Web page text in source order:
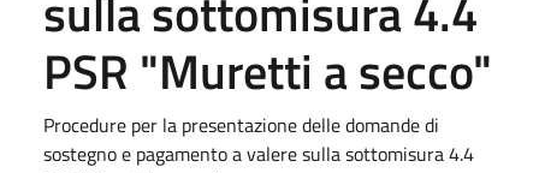
PSR "Muretti a secco"
Procedure per la presentazione delle domande di
sostegno e pagamento a valere sulla sottomisura 4.4